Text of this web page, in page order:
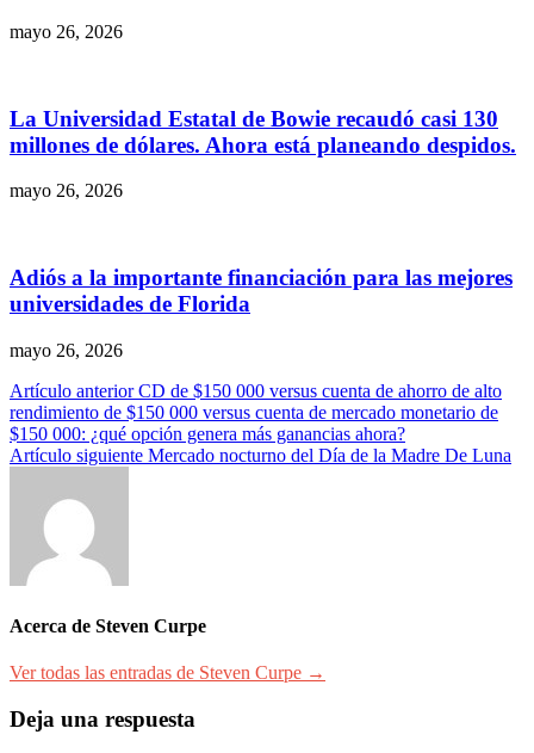
mayo 26, 2026
La Universidad Estatal de Bowie recaudó casi 130
millones de dólares. Ahora está planeando despidos.
mayo 26, 2026
Adiós a la importante financiación para las mejores
universidades de Florida
mayo 26, 2026
Navegación
de
entradas
Artículo anterior CD de $150 000 versus cuenta de ahorro de alto
rendimiento de $150 000 versus cuenta de mercado monetario de
$150 000: ¿qué opción genera más ganancias ahora?
Artículo siguiente Mercado nocturno del Día de la Madre De Luna
Acerca de Steven Curpe
Ver todas las entradas de Steven Curpe →
Deja una respuesta